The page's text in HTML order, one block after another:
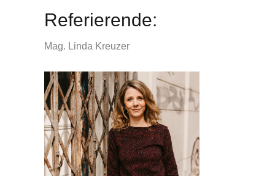
Referierende:
Mag. Linda Kreuzer